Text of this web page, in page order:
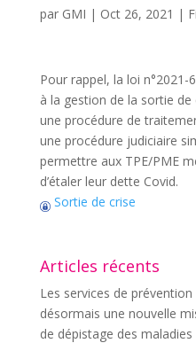
par GMI | Oct 26, 2021 |
Pour rappel, la loi
à la gestion de la sortie
une procédure de
une procédure judiciaire
permettre aux TPE/PME
d’étaler leur dette Covid.
Sortie de crise
Articles récents
Les services de
désormais une nouvelle
de dépistage des